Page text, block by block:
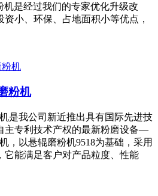
机是经过我们的专家优化升级改
小、环保、占地面积小等优点，
粉机
是我公司新近推出具有国际先进技
主专利技术产权的最新粉磨设备—
，以悬辊磨粉机9518为基础，采用
它能满足客户对产品粒度、性能